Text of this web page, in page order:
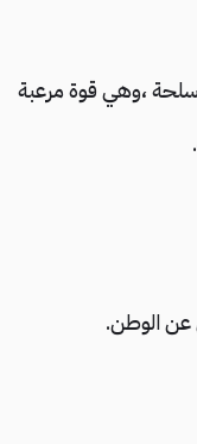
،وهي قوة مرعبة
عن الوطن.